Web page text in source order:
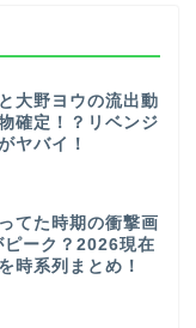
大野ヨウの流出動
確定！？リベンジ
ヤバイ！
てた時期の衝撃画
ーク？2026現在
時系列まとめ！